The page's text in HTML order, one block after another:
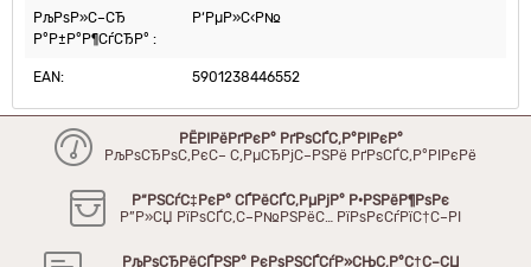
РљРѕР»С–СЂ
Р°Р±Р°Р¶СѓСЂР° :
Р‘РµР»С‹Р№
EAN: 5901238446552
РЁРІРёРґРєР° РґРѕСЃС‚Р°РІРєР°
РљРѕСЂРѕС‚РєС– С‚РµСЂРјС–РЅРё РґРѕСЃС‚Р°РІРєРё
Р“РЅСѓС‡РєР° СЃРёСЃС‚РµРјР° Р·РЅРёР¶РѕРє
Р”Р»СЏ РїРѕСЃС‚С–Р№РЅРёС… РїРѕРєСѓРїС†С–РІ
РљРѕСЂРёСЃРЅР° РєРѕРЅСЃСѓР»СЊС‚Р°С†С–СЏ